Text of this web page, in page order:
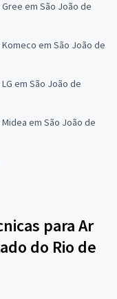
em São João de
em São João de
em São João de
em São João de
para Ar
do Rio de